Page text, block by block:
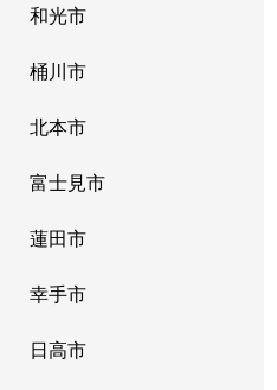
和光市
桶川市
北本市
富士見市
蓮田市
幸手市
日高市